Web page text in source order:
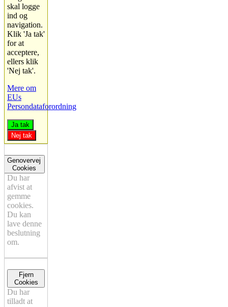
skal logge
ind og
navigation.
Klik 'Ja tak'
for at
acceptere,
ellers klik
'Nej tak'.
Mere om
EUs
Persondataforordning
Ja tak
Nej tak
Genovervej
Cookies
Du har
afvist at
gemme
cookies.
Du kan
lave denne
beslutning
om.
Fjern
Cookies
Du har
tilladt at